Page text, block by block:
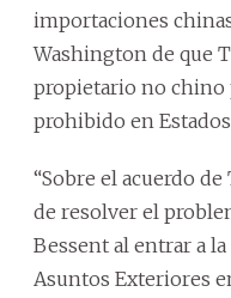
importaciones
Washington de que
propietario no chino
prohibido en
“Sobre el acuerdo
de resolver el
Bessent al entrar a
Asuntos Exteriores